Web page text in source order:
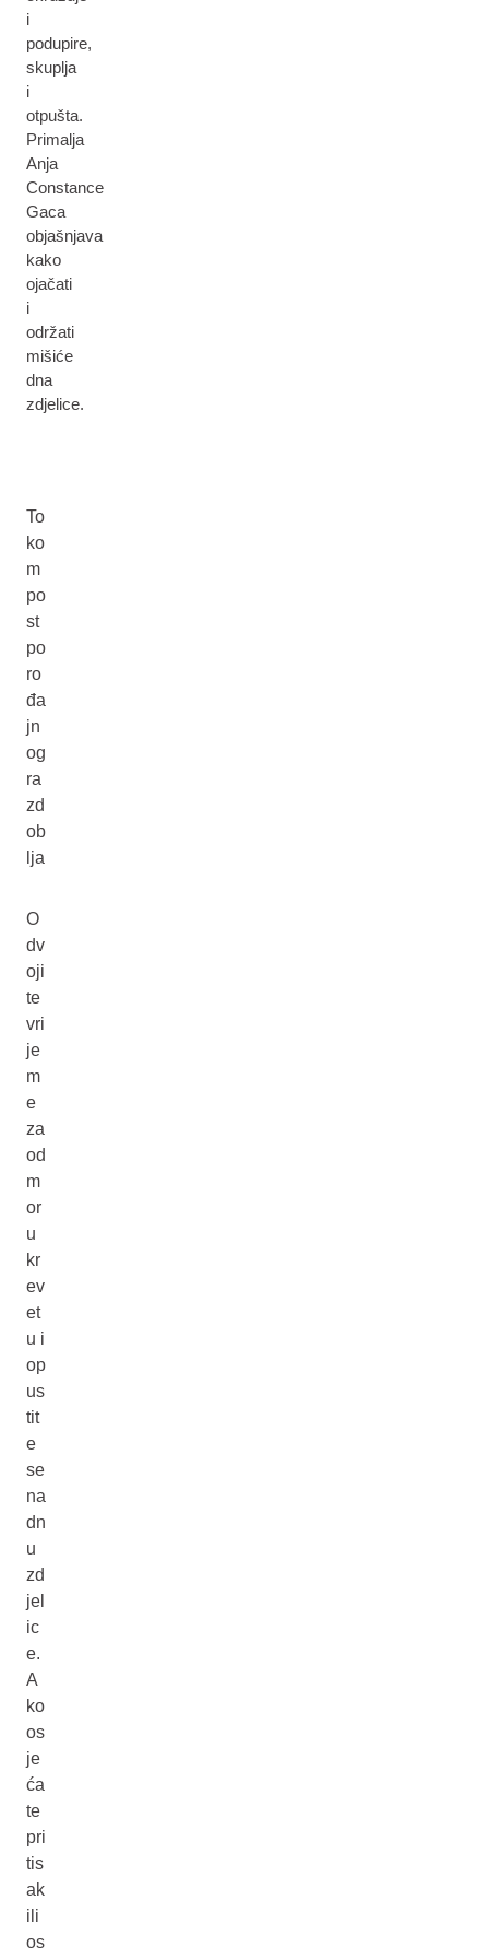
i
podupire,
skuplja
i
otpušta.
Primalja
Anja
Constance
Gaca
objašnjava
kako
ojačati
i
održati
mišiće
dna
zdjelice.
To
ko
m
po
st
po
ro
đa
jn
og
ra
zd
ob
lja
O
dv
oji
te
vri
je
m
e
za
od
m
or
u
kr
ev
et
u i
op
us
tit
e
se
na
dn
u
zd
jel
ic
e.
A
ko
os
je
ća
te
pri
tis
ak
ili
os